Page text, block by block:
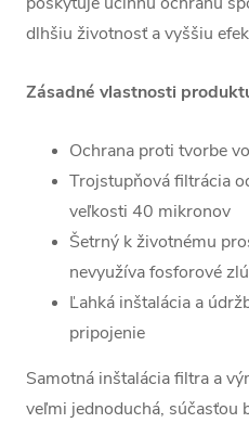
dlhšiu životnosť a vyššiu
Zásadné vlastnosti
Ochrana proti tvorbe
Trojstupňová filtrácia
veľkosti 40 mikronov
Šetrný k životnému
nevyužíva fosforové
Ľahká inštalácia a
pripojenie
Samotná inštalácia filtra a
veľmi jednoduchá, súčasťou